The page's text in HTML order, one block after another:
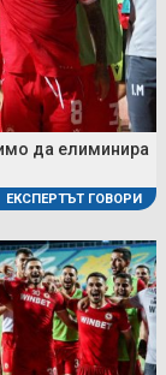
да елиминира
ЕКСПЕРТЪТ ГОВОРИ